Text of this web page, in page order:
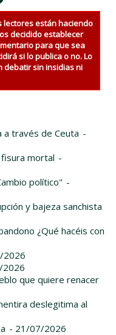
lectores están haciendo
decidido establecer
para que sea
si lo publica o no. Lo
debatir sin insidias ni
a través de Ceuta -
mortal -
político" -
y bajeza sanchista
¿Qué hacéis con
2026
que quiere renacer
deslegitima al
- 21/07/2026